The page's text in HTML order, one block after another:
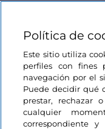
Estamos en contacto
Política de
Este sitio utiliza
perfiles con fines
navegación por el
Puede decidir qué
prestar, rechazar
cualquier
correspondiente y